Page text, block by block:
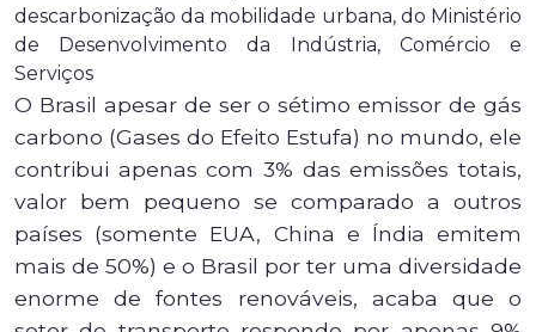
descarbonização da mobilidade urbana, do Ministério
de Desenvolvimento da Indústria, Comércio e
Serviços
O Brasil apesar de ser o sétimo emissor de gás
carbono (Gases do Efeito Estufa) no mundo, ele
contribui apenas com 3% das emissões totais,
valor bem pequeno se comparado a outros
países (somente EUA, China e Índia emitem
mais de 50%) e o Brasil por ter uma diversidade
enorme de fontes renováveis, acaba que o